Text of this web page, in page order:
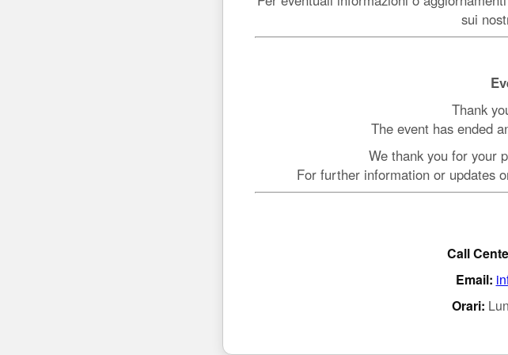
sui
Thank
The event has ended
We thank you for your
For further information or updates
Call
Email:
Orari: